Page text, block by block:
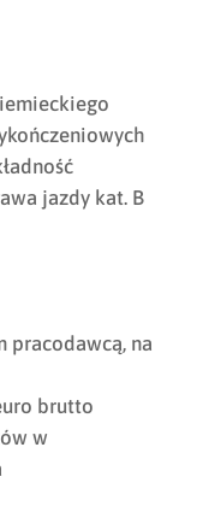
jazdy kat. B
pracodawcą, na
brutto
w